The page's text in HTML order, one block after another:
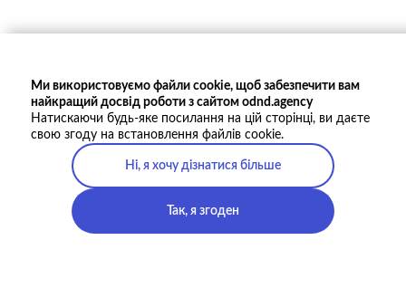
Ми використовуємо файли cookie, щоб забезпечити вам
найкращий досвід роботи з сайтом odnd.agency
Натискаючи будь-яке посилання на цій сторінці, ви даєте
свою згоду на встановлення файлів cookie.
Ні, я хочу дізнатися більше
Так, я згоден